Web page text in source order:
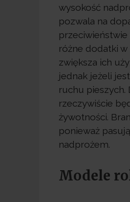
wysokość
pozwala na
różne dodatki
zwiększa ich
jednak jeżeli
ruchu
rzeczywiście
żywotności.
ponieważ
nadprożem.
Modele